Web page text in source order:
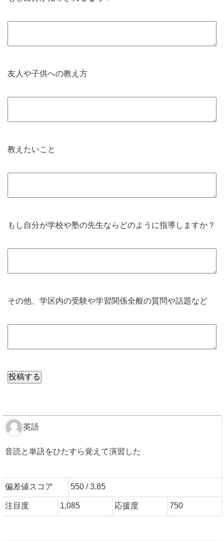
友人や子供への教え方
教えたいこと
もし自分が学校や塾の先生ならどのように指導しますか？
その他、学区内の受験や学習関係全般の質問や話題など
英語
音読と単語をひたすら覚えて演習した
偏差値スコア 550 / 3.85
注目度 1,085 応援度 750